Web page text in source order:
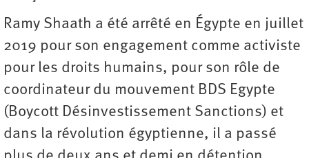
Ramy Shaath a été arrêté en Égypte en juillet
2019 pour son engagement comme activiste
pour les droits humains, pour son rôle de
coordinateur du mouvement BDS Egypte
(Boycott Désinvestissement Sanctions) et
dans la révolution égyptienne, il a passé